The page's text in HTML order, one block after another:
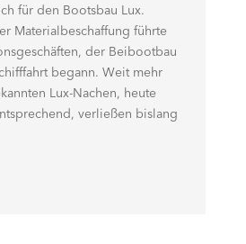
für den Bootsbau Lux.
Materialbeschaffung führte
der Beibootbau
begann. Weit mehr
Lux-Nachen, heute
verließen bislang